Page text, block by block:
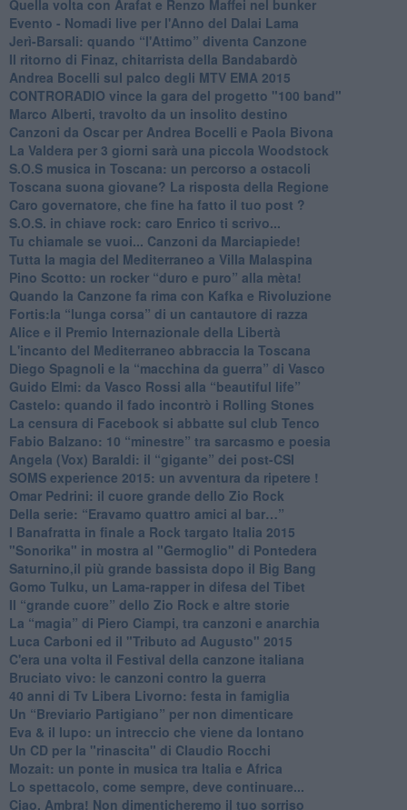
​Quella volta con Arafat e Renzo Maffei nel bunker
​Evento - Nomadi live per l'Anno del Dalai Lama
Jerì-Barsali: quando “l'Attimo” diventa Canzone
Il ritorno di Finaz, chitarrista della Bandabardò
Andrea Bocelli sul palco degli MTV EMA 2015
CONTRORADIO vince la gara del progetto "100 band"
Marco Alberti, travolto da un insolito destino
Canzoni da Oscar per Andrea Bocelli e Paola Bivona
La Valdera per 3 giorni sarà una piccola Woodstock
S.O.S musica in Toscana: un percorso a ostacoli
​Toscana suona giovane? La risposta della Regione
Caro governatore, che fine ha fatto il tuo post ?
S.O.S. in chiave rock: caro Enrico ti scrivo...
Tu chiamale se vuoi... Canzoni da Marciapiede!
​Tutta la magia del Mediterraneo a Villa Malaspina
​Pino Scotto: un rocker “duro e puro” alla mèta!
​Quando la Canzone fa rima con Kafka e Rivoluzione
​Fortis:la “lunga corsa” di un cantautore di razza
Alice e il Premio Internazionale della Libertà
​L'incanto del Mediterraneo abbraccia la Toscana
​Diego Spagnoli e la “macchina da guerra” di Vasco
​Guido Elmi: da Vasco Rossi alla “beautiful life”
​Castelo: quando il fado incontrò i Rolling Stones
La censura di Facebook si abbatte sul club Tenco
Fabio Balzano: 10 “minestre” tra sarcasmo e poesia
Angela (Vox) Baraldi: il “gigante” dei post-CSI
​SOMS experience 2015: un avventura da ripetere !
Omar Pedrini: il cuore grande dello Zio Rock
Della serie: “Eravamo quattro amici al bar…”
I Banafratta in finale a Rock targato Italia 2015
"Sonorika" in mostra al "Germoglio" di Pontedera
​Saturnino,il più grande bassista dopo il Big Bang
​Gomo Tulku, un Lama-rapper in difesa del Tibet
​Il “grande cuore” dello Zio Rock e altre storie
La “magia” di Piero Ciampi, tra canzoni e anarchia
Luca Carboni ed il "Tributo ad Augusto" 2015
C'era una volta il Festival della canzone italiana
Bruciato vivo: le canzoni contro la guerra
40 anni di Tv Libera Livorno: festa in famiglia
Un “Breviario Partigiano” per non dimenticare
Eva & il lupo: un intreccio che viene da lontano
Un CD per la "rinascita" di Claudio Rocchi
Mozait: un ponte in musica tra Italia e Africa
Lo spettacolo, come sempre, deve continuare...
Ciao, Ambra! Non dimenticheremo il tuo sorriso